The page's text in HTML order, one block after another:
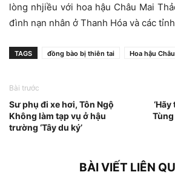
lòng nhjiều với hoa hậu Châu Mai
đình nạn nhân ở Thanh Hóa và các
TAGS đồng bào bị thiên tai Hoa hậu
Bài trước
Sư phụ đi xe hơi, Tôn Ngộ
Không làm tạp vụ ở hậu
trường ‘Tây du ký’
BÀI VIẾT LIÊN